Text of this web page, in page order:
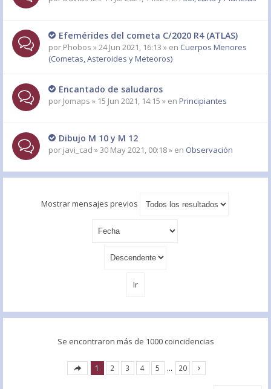
Efemérides del cometa C/2020 R4 (ATLAS)
por Phobos » 24 Jun 2021, 16:13 » en Cuerpos Menores
(Cometas, Asteroides y Meteoros)
Encantado de saludaros
por Jomaps » 15 Jun 2021, 14:15 » en Principiantes
Dibujo M 10 y M 12
por javi_cad » 30 May 2021, 00:18 » en Observación
Mostrar mensajes previos
Se encontraron más de 1000 coincidencias
1 2 3 4 5 … 20